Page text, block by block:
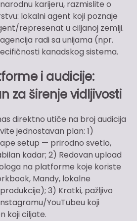
karijeru, razmislite o
lokalni agent koji poznaje
represenat u ciljanoj zemlji.
radi sa unijama (npr.
kanadskog sistema.
i audicije:
za širenje vidljivosti
direktno utiče na broj audicija
jednostavan plan: 1)
setup — prirodno svetlo,
kadar; 2) Redovan upload
na platforme koje koriste
Mandy, lokalne
3) Kratki, pažljivo
YouTubeu koji
koji ciljate.